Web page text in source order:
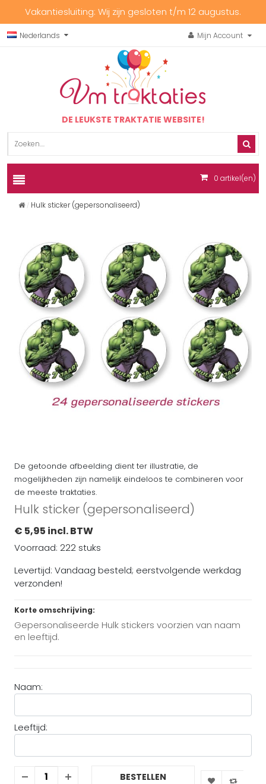
Vakantiesluiting: Wij zijn gesloten t/m 12 augustus.
Nederlands Mijn Account
DE LEUKSTE TRAKTATIE WEBSITE!
0 artikel(en)
Hulk sticker (gepersonaliseerd)
De getoonde afbeelding dient ter illustratie, de
mogelijkheden zijn namelijk eindeloos te combineren voor
de meeste traktaties.
Hulk sticker (gepersonaliseerd)
€ 5,95 incl. BTW
Voorraad: 222 stuks
Levertijd: Vandaag besteld; eerstvolgende werkdag
verzonden!
Korte omschrijving:
Gepersonaliseerde Hulk stickers voorzien van naam
en leeftijd.
Naam:
Leeftijd:
BESTELLEN